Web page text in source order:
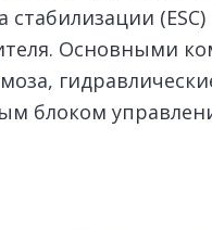
Основными
блоком